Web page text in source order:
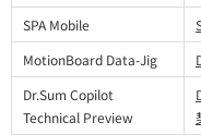
SPA Mobile
MotionBoard Data-Jig
Dr.Sum Copilot
Technical Preview